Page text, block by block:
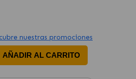
nuestras promociones
AÑADIR AL CARRITO